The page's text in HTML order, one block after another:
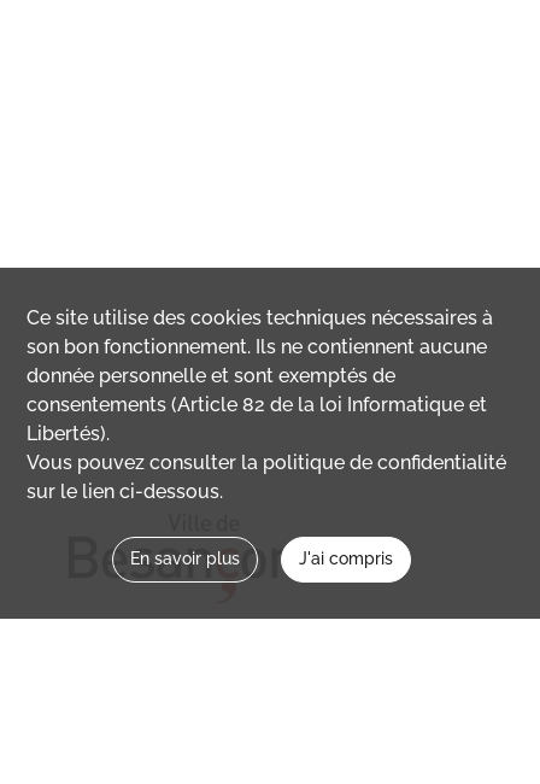
Ce site utilise descookies techniques nécessaires à
son bon fonctionnement. Ils ne contiennent aucune
donnée personnelle et sont exemptés de
consentements (Article 82 de la loi Informatique et
Libertés).
Vous pouvez consulter la politique de confidentialité
sur le lien ci-dessous.
En savoir plus J'ai compris